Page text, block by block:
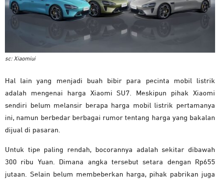
sc: Xiaomiui
Hal lain yang menjadi buah bibir para pecinta mobil listrik
adalah mengenai harga Xiaomi SU7. Meskipun pihak Xiaomi
sendiri belum melansir berapa harga mobil listrik pertamanya
ini, namun berbedar berbagai rumor tentang harga yang bakalan
dijual di pasaran.
Untuk tipe paling rendah, bocorannya adalah sekitar dibawah
300 ribu Yuan. Dimana angka tersebut setara dengan Rp655
jutaan. Selain belum membeberkan harga, pihak pabrikan juga